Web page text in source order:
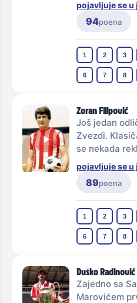
pojavljuje se u
94poena
1 2 3
6 7 8
Zoran Filipović
Još jedan
Zvezdi.
se nekada
pojavljuje se u
89poena
1 2 3
6 7 8
Duško Radinović
Zajedno sa
Marovićem